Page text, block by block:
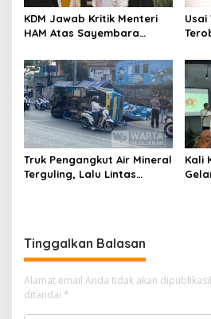
KDM Jawab Kritik Menteri
HAM Atas Sayembara
Pelaku Kejahatan
Jadi
Truk Pengangkut Air Mineral
Terguling, Lalu Lintas
Kali
Tinggalkan Balasan
Alamat email Anda tidak akan
ditandai *